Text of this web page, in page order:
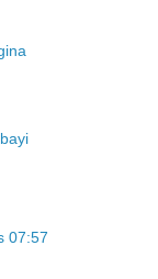
07:57